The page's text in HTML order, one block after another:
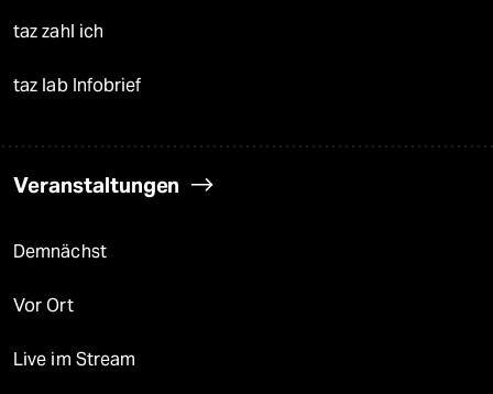
taz zahl ich
taz lab Infobrief
Veranstaltungen
Demnächst
Vor Ort
Live im Stream